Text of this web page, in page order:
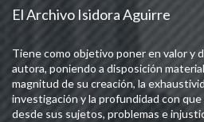
El Archivo Isidora Aguirre
Tiene como objetivo poner en valor y
autora, poniendo a disposición
magnitud de su creación, la
investigación y la profundidad con
desde sus sujetos, problemas e